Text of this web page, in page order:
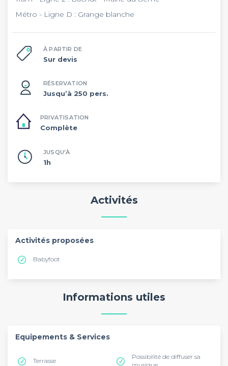
Métro - Ligne D : Grange blanche
À PARTIR DE
Sur devis
RÉSERVATION
Jusqu’à 250 pers.
PRIVATISATION
Complète
JUSQU'À
1h
Activités
Activités proposées
Babyfoot
Informations utiles
Equipements & Services
Terrasse
Possibilité de diffuser sa